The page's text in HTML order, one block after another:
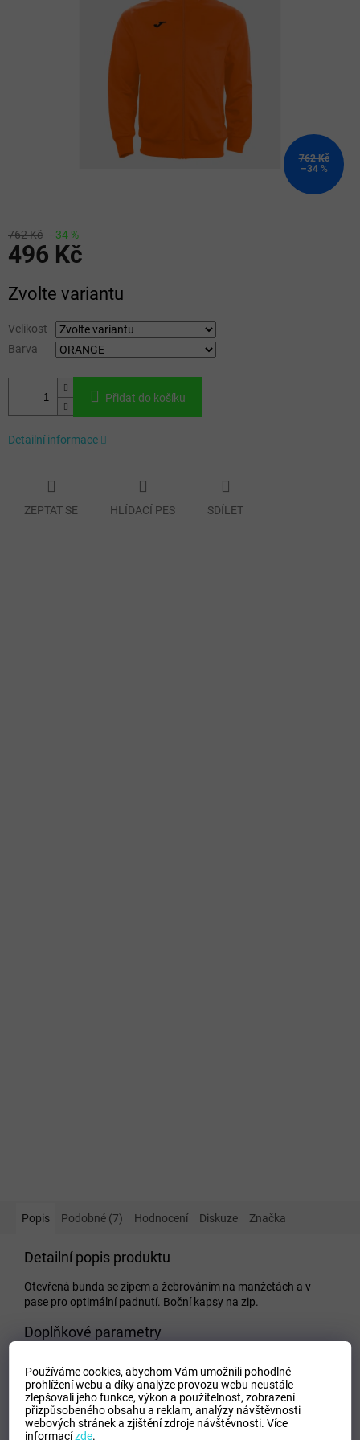
Používáme cookies, abychom Vám umožnili pohodlné
prohlížení webu a díky analýze provozu webu neustále
zlepšovali jeho funkce, výkon a použitelnost,zobrazení
přizpůsobeného obsahu a reklam, analýzy návštěvnosti
webových stránek a zjištění zdroje návštěvnosti.Více
informacízde.
762 Kč
–34 %
762 Kč –34 %
496 Kč
cena:
Zvolte variantu
Velikost
Barva
Přidat do košíku
Detailní informace
ZEPTAT SE HLÍDACÍ PES SDÍLET
Popis Podobné (7) Hodnocení Diskuze Značka
Detailní popis produktu
Otevřená bunda se zipem a žebrováním na manžetách a v
pase pro optimální padnutí. Boční kapsy na zip.
Doplňkové parametry
EAN:
Zvolte variantu
Tipo Mdelo:
T
Composicion:
Pro sportovce se stylem.